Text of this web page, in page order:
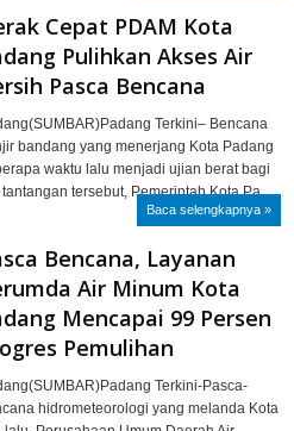
Cepat PDAM Kota
Pulihkan Akses Air
Pasca Bencana
Terkini– Bencana
bandang yang menerjang Kota Padang
waktu lalu menjadi ujian berat bagi
tersebut, Pemerintah Kota Pa…
Baca selengkapnya »
Bencana, Layanan
Air Minum Kota
Mencapai 99 Persen
Pemulihan
Terkini-Pasca-
hidrometeorologi yang melanda Kota